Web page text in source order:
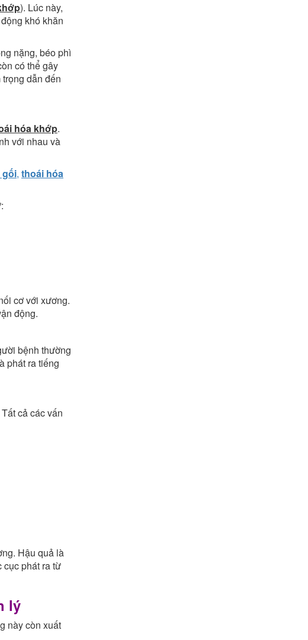
). Lúc này,
khó khăn
nặng, béo phì
có thể gây
dẫn đến
hóa khớp.
với nhau và
gối, thoái hóa
cơ với xương.
động.
bệnh thường
phát ra tiếng
Tất cả các vấn
Hậu quả là
cục phát ra từ
lý
này còn xuất